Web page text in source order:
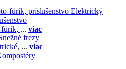
Elektrický
... viac
frézy
... viac